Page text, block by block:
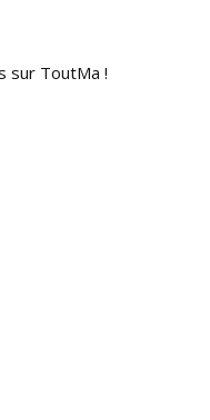
sur ToutMa !